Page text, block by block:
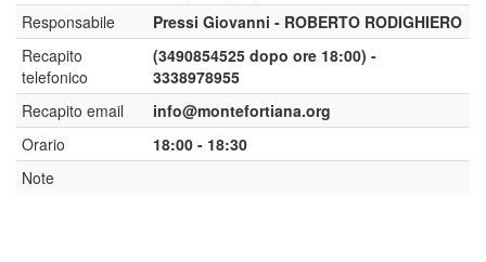
Responsabile
Pressi Giovanni - ROBERTO RODIGHIERO
Recapito
telefonico
(3490854525 dopo ore 18:00) -
3338978955
Recapito email
info@montefortiana.org
Orario
18:00 - 18:30
Note